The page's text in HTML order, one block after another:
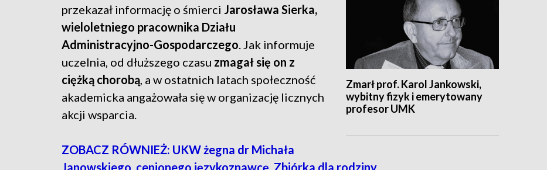
Zmarł prof. Karol Jankowski,
wybitny fizyk i emerytowany
profesor UMK
przekazał informację o śmierci Jarosława Sierka,
wieloletniego pracownika Działu
Administracyjno-Gospodarczego. Jak informuje
uczelnia, od dłuższego czasu zmagał się on z
ciężką chorobą, a w ostatnich latach społeczność
akademicka angażowała się w organizację licznych
akcji wsparcia.
ZOBACZ RÓWNIEŻ: UKW żegna dr Michała